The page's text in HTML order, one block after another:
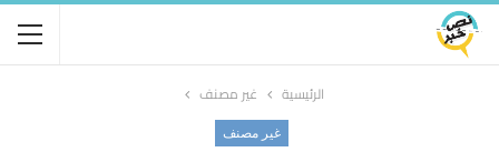
الرئيسية غير مصنف
غير مصنف